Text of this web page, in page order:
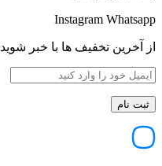
Instagram Whatsapp
از آخرین تخفیف ها با خبر شوید